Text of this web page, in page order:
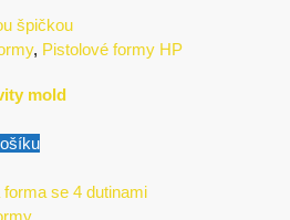
, Pistolové formy HP
mold